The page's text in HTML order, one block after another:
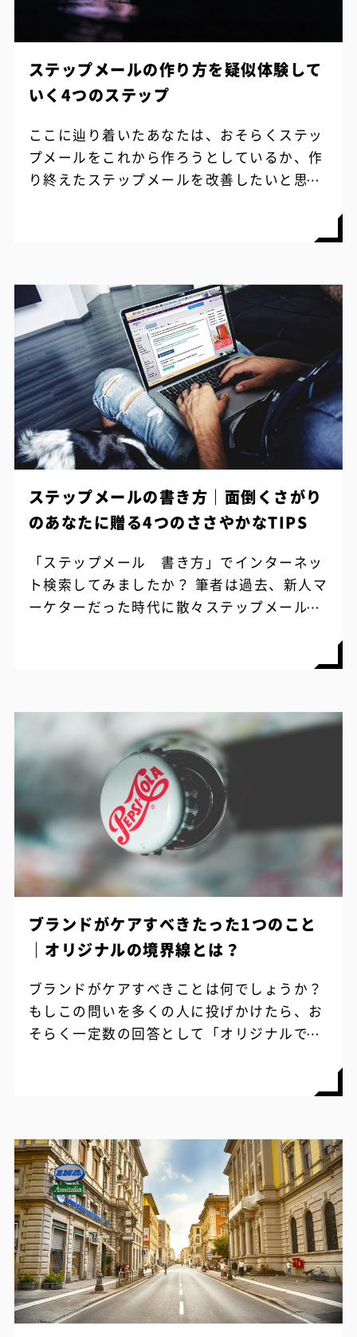
ステップメールの作り方を疑似体験して
いく4つのステップ
ここに辿り着いたあなたは、おそらくステッ
プメールをこれから作ろうとしているか、作
り終えたステップメールを改善したいと思っ
ステップメールの書き方｜面倒くさがり
のあなたに贈る4つのささやかなTIPS
「ステップメール 書き方」でインターネッ
ト検索してみましたか？ 筆者は過去、新人マ
ーケターだった時代に散々ステップメールを
ブランドがケアすべきたった1つのこと
｜オリジナルの境界線とは？
ブランドがケアすべきことは何でしょうか？
もしこの問いを多くの人に投げかけたら、お
そらく一定数の回答として「オリジナルであ